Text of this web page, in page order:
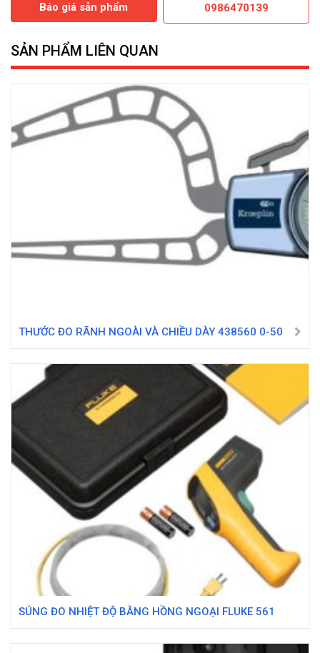
Báo giá sản phẩm 0986470139
SẢN PHẨM LIÊN QUAN
THƯỚC ĐO RÃNH NGOÀI VÀ CHIỀU DÀY 438560 0-50
SÚNG ĐO NHIỆT ĐỘ BẰNG HỒNG NGOẠI FLUKE 561